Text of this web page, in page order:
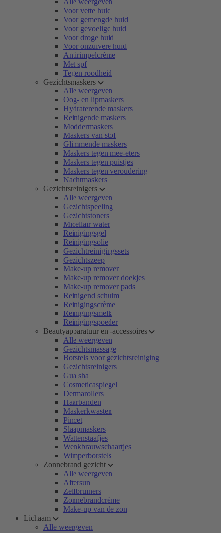
Alle weergeven
Voor vette huid
Voor gemengde huid
Voor gevoelige huid
Voor droge huid
Voor onzuivere huid
Antirimpelcrème
Met spf
Tegen roodheid
Gezichtsmaskers
Alle weergeven
Oog- en lipmaskers
Hydraterende maskers
Reinigende maskers
Moddermaskers
Maskers van stof
Glimmende maskers
Maskers tegen mee-eters
Maskers tegen puistjes
Maskers tegen veroudering
Nachtmaskers
Gezichtsreinigers
Alle weergeven
Gezichtspeeling
Gezichtstoners
Micellair water
Reinigingsgel
Reinigingsolie
Gezichtreinigingssets
Gezichtszeep
Make-up remover
Make-up remover doekjes
Make-up remover pads
Reinigend schuim
Reinigingscrème
Reinigingsmelk
Reinigingspoeder
Beautyapparatuur en -accessoires
Alle weergeven
Gezichtsmassage
Borstels voor gezichtsreiniging
Gezichtsreinigers
Gua sha
Cosmeticaspiegel
Dermarollers
Haarbanden
Maskerkwasten
Pincet
Slaapmaskers
Wattenstaafjes
Wenkbrauwschaartjes
Wimperborstels
Zonnebrand gezicht
Alle weergeven
Aftersun
Zelfbruiners
Zonnebrandcrème
Make-up van de zon
Lichaam
Alle weergeven